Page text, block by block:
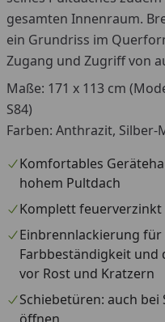
gesamten Innenraum.
ein Grundriss im
Zugang und Zugriff von
Maße: 171 x 113 cm
S84)
Farben: Anthrazit, Silber-
Komfortables
hohem Pultdach
Komplett feuerverzinkt
Einbrennlackierung für
Farbbeständigkeit und
vor Rost und Kratzern
Schiebetüren: auch bei